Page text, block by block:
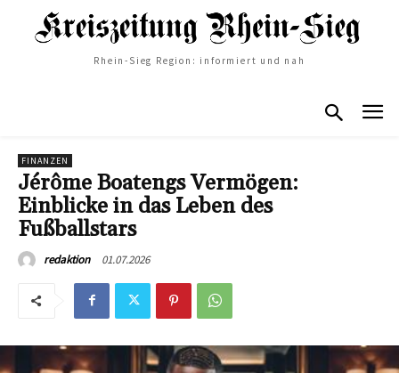
Rhein-Sieg Region: informiert und nah
FINANZEN
Jérôme Boatengs Vermögen:
Einblicke in das Leben des
Fußballstars
redaktion 01.07.2026